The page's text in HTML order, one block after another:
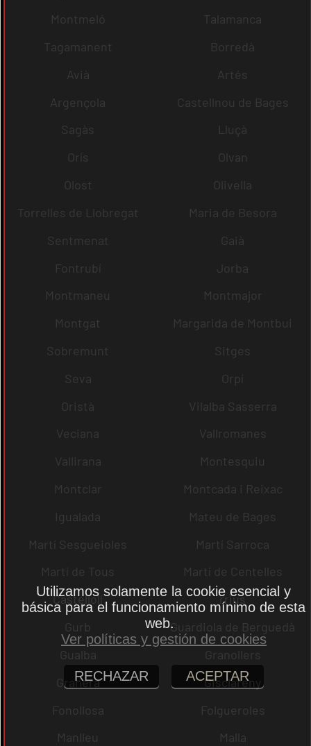
Montmeló
Talamanca
Tagamanent
Borredà
Avià
Artés
Argençola
Castellnou de Bages
Sagàs
Lluçà
Orís
Olvan
Olost
Olivella
Torrelles de Llobregat
Maria de Besora
Sentmenat
Gaià
Fontrubí
Jorba
Montmaneu
Montmajor
Montgat
Margarida de Montbui
Sobremunt
Sitges
Seva
Orpí
Oristà
Vilalba Sasserra
Veciana
Vallromanes
Vallirana
Montesquiu
Montclar
Montcada i Reixac
Igualada
Mateu de Bages
Martí Sesgueioles
Martí Sarroca
Martí de Tous
Martí de Centelles
Castellolí
rrius
Gurb
Guardiola de Berguedà
Gualba
Granollers
Granera
Gisclareny
Fonollosa
Folgueroles
Manlleu
Malla
Utilizamos solamente la cookie esencial y
básica para el funcionamiento mínimo de esta
web.
Ver políticas y gestión de cookies
RECHAZAR ACEPTAR